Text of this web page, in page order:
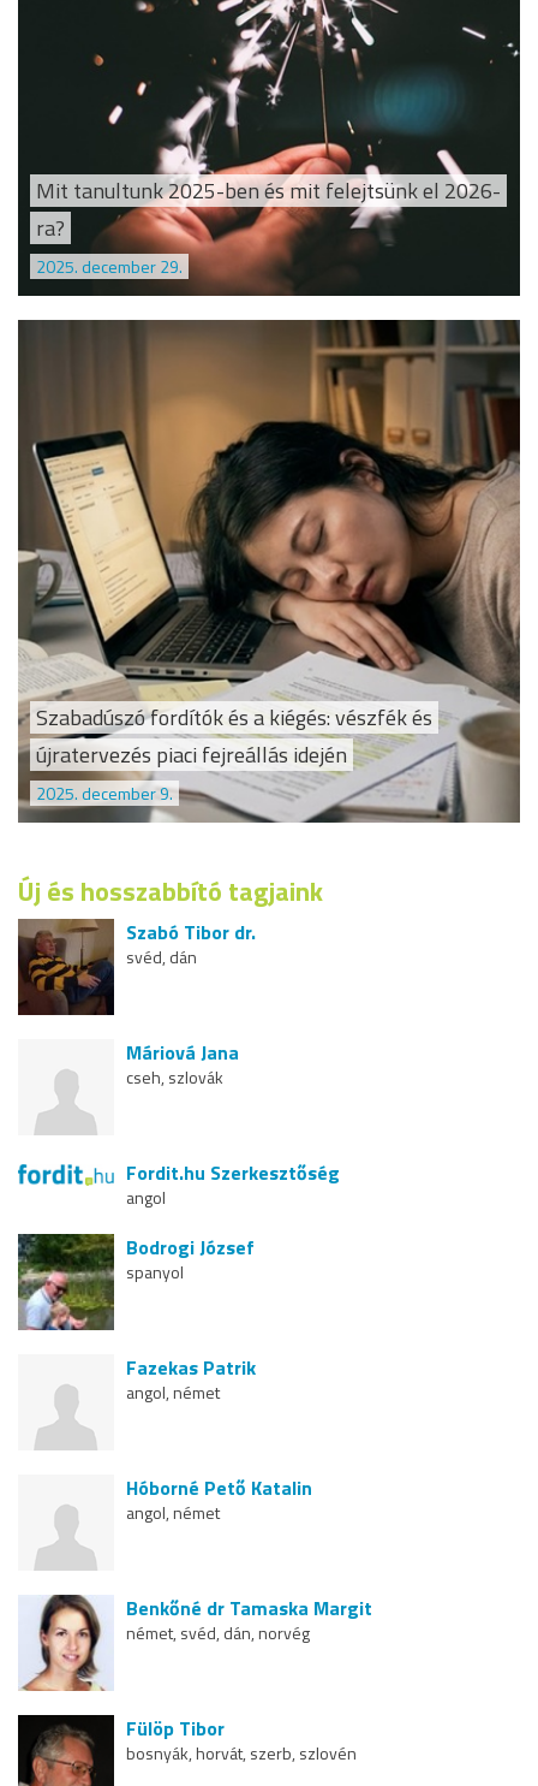
Mit tanultunk 2025-ben és mit felejtsünk el 2026-
ra?
2025. december 29.
Szabadúszó fordítók és a kiégés: vészfék és
újratervezés piaci fejreállás idején
2025. december 9.
Új és hosszabbító tagjaink
Szabó Tibor dr.
svéd, dán
Máriová Jana
cseh, szlovák
Fordit.hu Szerkesztőség
angol
Bodrogi József
spanyol
Fazekas Patrik
angol, német
Hóborné Pető Katalin
angol, német
Benkőné dr Tamaska Margit
német, svéd, dán, norvég
Fülöp Tibor
bosnyák, horvát, szerb, szlovén